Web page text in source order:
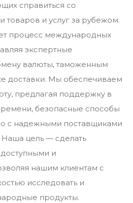
справиться со
товаров и услуг за рубежом.
процесс международных
экспертные
валюты, таможенным
доставки. Мы обеспечиваем
предлагая поддержку в
безопасные способы
с надежными поставщиками
Наша цель — сделать
и
нашим клиентам с
исследовать и
продукты.